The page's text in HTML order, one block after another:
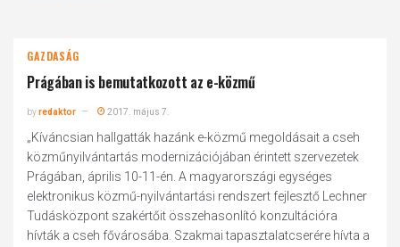
GAZDASÁG
Prágában is bemutatkozott az e-közmű
byredaktor 2017. május 7.
„Kíváncsian hallgatták hazánk e-közmű megoldásait a cseh
közműnyilvántartás modernizációjában érintett szervezetek
Prágában, április 10-11-én. A magyarországi egységes
elektronikus közmű-nyilvántartási rendszert fejlesztő Lechner
Tudásközpont szakértőit összehasonlító konzultációra
hívták a cseh fővárosába. Szakmai tapasztalatcserére hívta a